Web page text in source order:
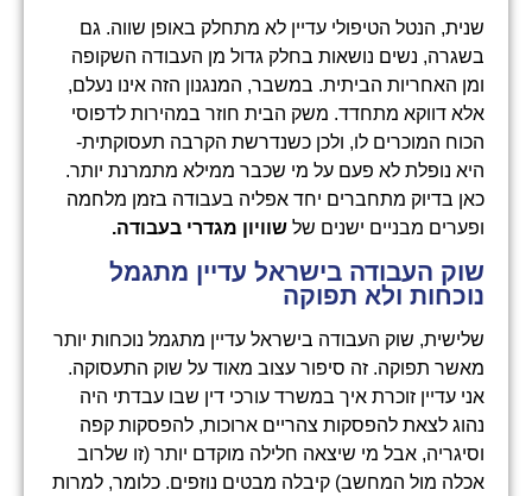
שנית, הנטל הטיפולי עדיין לא מתחלק באופן שווה. גם
בשגרה, נשים נושאות בחלק גדול מן העבודה השקופה
ומן האחריות הביתית. במשבר, המנגנון הזה אינו נעלם,
אלא דווקא מתחדד. משק הבית חוזר במהירות לדפוסי
הכוח המוכרים לו, ולכן כשנדרשת הקרבה תעסוקתית-
היא נופלת לא פעם על מי שכבר ממילא מתמרנת יותר.
כאן בדיוק מתחברים יחד אפליה בעבודה בזמן מלחמה
ופערים מבניים ישנים של שוויון מגדרי בעבודה.
שוק העבודה בישראל עדיין מתגמל
נוכחות ולא תפוקה
שלישית, שוק העבודה בישראל עדיין מתגמל נוכחות יותר
מאשר תפוקה. זה סיפור עצוב מאוד על שוק התעסוקה.
אני עדיין זוכרת איך במשרד עורכי דין שבו עבדתי היה
נהוג לצאת להפסקות צהריים ארוכות, להפסקות קפה
וסיגריה, אבל מי שיצאה חלילה מוקדם יותר (זו שלרוב
אכלה מול המחשב) קיבלה מבטים נוזפים. כלומר, למרות